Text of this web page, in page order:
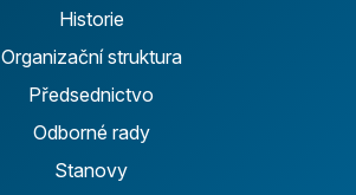
Historie
Organizační struktura
Předsednictvo
Odborné rady
Stanovy